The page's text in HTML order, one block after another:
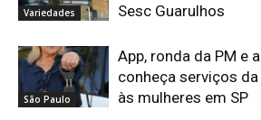
Variedades
Sesc Guarulhos
São Paulo
App, ronda da PM e
conheça serviços
às mulheres em SP